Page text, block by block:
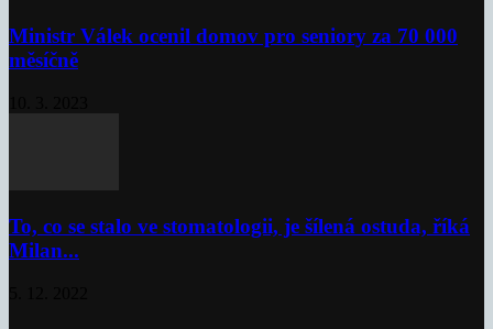
Ministr Válek ocenil domov pro seniory za 70 000
měsíčně
To, co se stalo ve stomatologii, je šílená ostuda, říká
Milan...